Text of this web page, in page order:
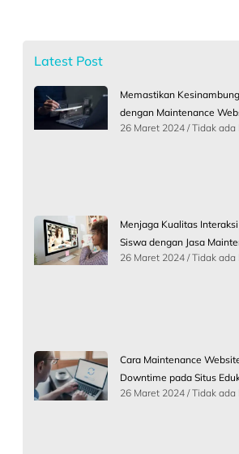
Latest Post
Memastikan
dengan Maintenance
26 Maret 2024 Tidak ada
Menjaga Kualitas
Siswa dengan Jasa
26 Maret 2024 Tidak ada
Cara Maintenance
Downtime pada Situs
26 Maret 2024 Tidak ada